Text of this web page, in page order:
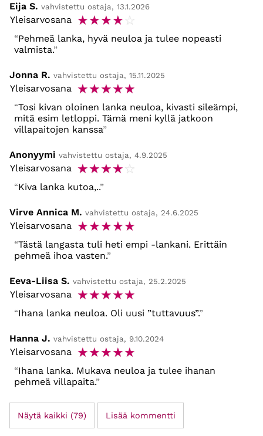
Eija S. vahvistettu ostaja, 13.1.2026
Yleisarvosana ☆☆☆☆☆
Pehmeä lanka, hyvä neuloa ja tulee nopeasti
valmista.
Jonna R. vahvistettu ostaja, 15.11.2025
Yleisarvosana ☆☆☆☆☆
Tosi kivan oloinen lanka neuloa, kivasti sileämpi,
mitä esim letloppi. Tämä meni kyllä jatkoon
villapaitojen kanssa
Anonyymi vahvistettu ostaja, 4.9.2025
Yleisarvosana ☆☆☆☆☆
Kiva lanka kutoa,..
Virve Annica M. vahvistettu ostaja, 24.6.2025
Yleisarvosana ☆☆☆☆☆
Tästä langasta tuli heti empi -lankani. Erittäin
pehmeä ihoa vasten.
Eeva-Liisa S. vahvistettu ostaja, 25.2.2025
Yleisarvosana ☆☆☆☆☆
Ihana lanka neuloa. Oli uusi ”tuttavuus”.
Hanna J. vahvistettu ostaja, 9.10.2024
Yleisarvosana ☆☆☆☆☆
Ihana lanka. Mukava neuloa ja tulee ihanan
pehmeä villapaita.
Näytä kaikki (79) Lisää kommentti